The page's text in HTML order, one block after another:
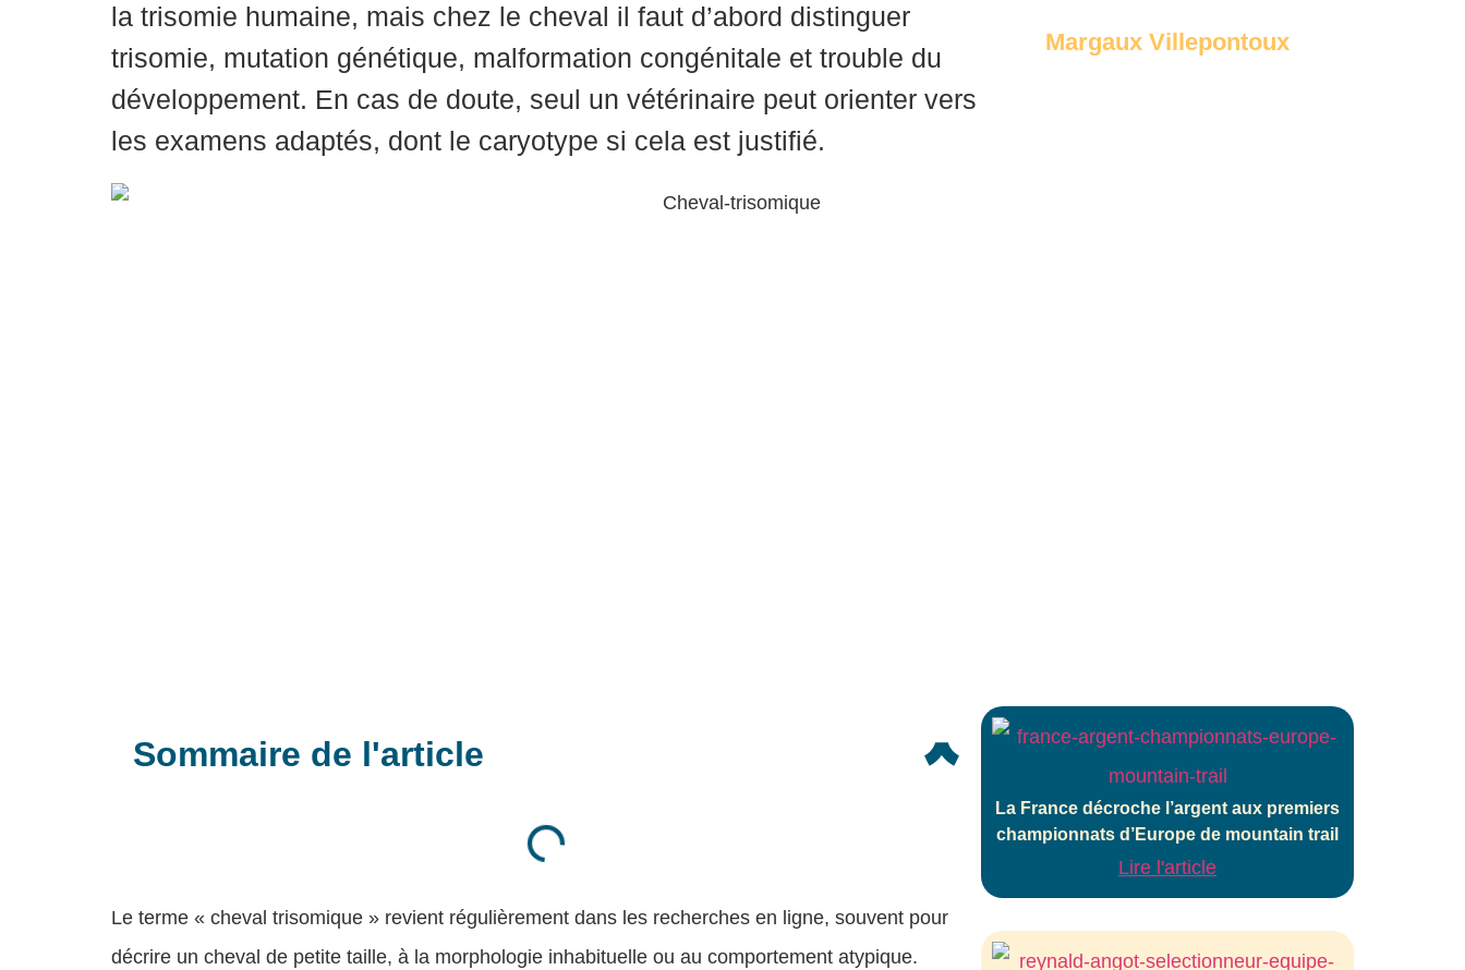
la trisomie humaine, mais chez le cheval il faut d’abord distinguer
trisomie, mutation génétique, malformation congénitale et trouble du
développement. En cas de doute, seul un vétérinaire peut orienter vers
les examens adaptés, dont le caryotype si cela est justifié.
Margaux Villepontoux
Sommaire de l'article
Le terme « cheval trisomique » revient régulièrement dans les recherches en ligne, souvent pour
décrire un cheval de petite taille, à la morphologie inhabituelle ou au comportement atypique.
La France décroche l’argent aux premiers
championnats d’Europe de mountain trail
Lire l'article